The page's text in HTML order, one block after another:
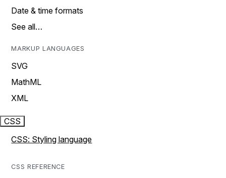
Date & time formats
See all…
MARKUP LANGUAGES
SVG
MathML
XML
CSS
CSS: Styling language
CSS REFERENCE